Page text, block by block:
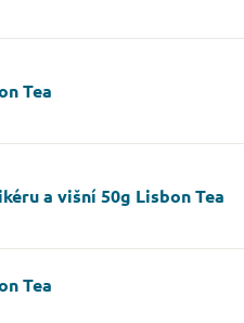
Tea
a višní 50g Lisbon Tea
Tea